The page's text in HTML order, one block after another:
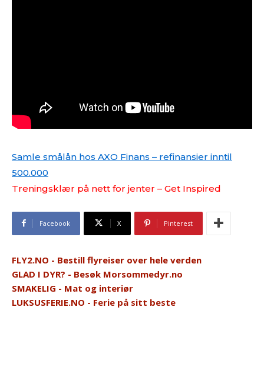
Samle smålån hos AXO Finans – refinansier inntil
500.000
Treningsklær på nett for jenter – Get Inspired
Facebook X Pinterest
FLY2.NO - Bestill flyreiser over hele verden
GLAD I DYR? - Besøk Morsommedyr.no
SMAKELIG - Mat og interiør
LUKSUSFERIE.NO - Ferie på sitt beste